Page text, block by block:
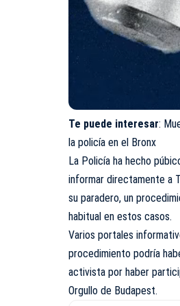
Te puede interesar:
la policía en el Bronx
La Policía ha hecho
informar directamente a
su paradero, un
habitual en estos casos.
Varios portales
procedimiento podría
activista por haber
Orgullo de Budapest.